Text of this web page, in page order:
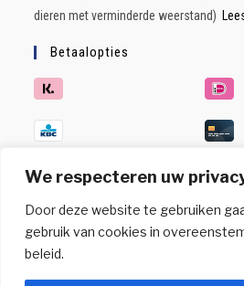
We respecteren uw
Door deze website te gebruiken
gebruik van cookies in
beleid.
dieren met verminderde weerstand)
Betaalopties